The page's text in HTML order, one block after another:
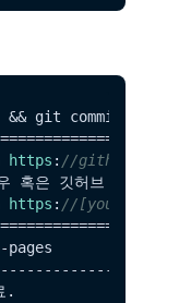
git commit -m
https : //github.com/
혹은 깃허브 토큰이 필
https : //
.